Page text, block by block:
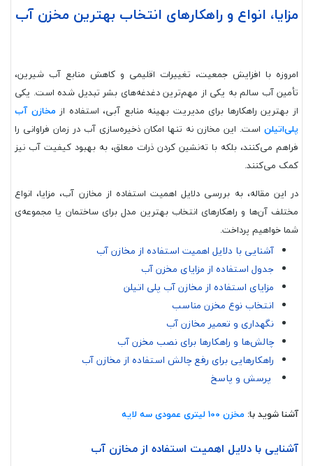
مزایا، انواع و راهکارهای انتخاب بهترین مخزن آب
امروزه با افزایش جمعیت، تغییرات اقلیمی و کاهش منابع آب شیرین،
تأمین آب سالم به یکی از مهم‌ترین دغدغه‌های بشر تبدیل شده است. یکی
از بهترین راهکارها برای مدیریت بهینه منابع آبی، استفاده از مخازن آب
پلی‌اتیلن است. این مخازن نه تنها امکان ذخیره‌سازی آب در زمان فراوانی را
فراهم می‌کنند، بلکه با ته‌نشین کردن ذرات معلق، به بهبود کیفیت آب نیز
کمک می‌کنند.
در این مقاله، به بررسی دلایل اهمیت استفاده از مخازن آب، مزایا، انواع
مختلف آن‌ها و راهکارهای انتخاب بهترین مدل برای ساختمان یا مجموعه‌ی
شما خواهیم پرداخت.
آشنایی با دلایل اهمیت استفاده از مخازن آب
جدول استفاده از مزایای مخزن آب
مزایای استفاده از مخازن آب پلی اتیلن
انتخاب نوع مخزن مناسب
نگهداری و تعمیر مخازن آب
چالش‌ها و راهکارها برای نصب مخزن آب
راهکارهایی برای رفع چالش استفاده از مخازن آب
پرسش و پاسخ
آشنا شوید با: مخزن 100 لیتری عمودی سه لایه
آشنایی با دلایل اهمیت استفاده از مخازن آب